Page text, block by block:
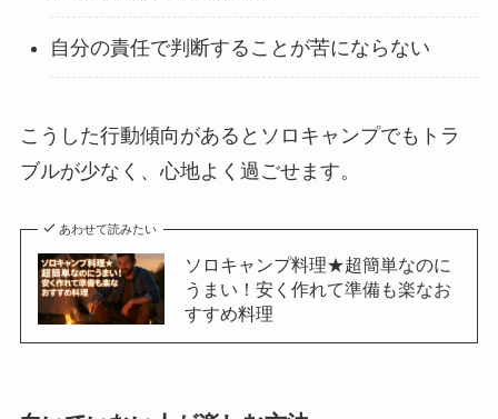
自分の責任で判断することが苦にならない
こうした行動傾向があるとソロキャンプでもトラ
ブルが少なく、心地よく過ごせます。
あわせて読みたい
ソロキャンプ料理★超簡単なのに
うまい！安く作れて準備も楽なお
すすめ料理